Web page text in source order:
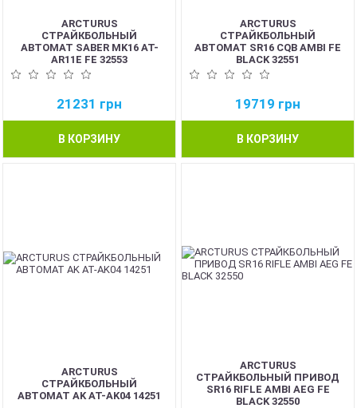
ARCTURUS
СТРАЙКБОЛЬНЫЙ
АВТОМАТ SABER MK16 AT-
AR11E FE 32553
21231 грн
В КОРЗИНУ
ARCTURUS
СТРАЙКБОЛЬНЫЙ
АВТОМАТ SR16 CQB AMBI FE
BLACK 32551
19719 грн
В КОРЗИНУ
ARCTURUS
СТРАЙКБОЛЬНЫЙ
АВТОМАТ AK AT-AK04 14251
ARCTURUS
СТРАЙКБОЛЬНЫЙ ПРИВОД
SR16 RIFLE AMBI AEG FE
BLACK 32550